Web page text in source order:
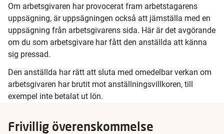
Om arbetsgivaren har provocerat fram arbetstagarens
uppsägning, är uppsägningen också att jämställa med en
uppsägning från arbetsgivarens sida. Här är det avgörande
om du som arbetsgivare har fått den anställda att känna
sig pressad.
Den anställda har rätt att sluta med omedelbar verkan om
arbetsgivaren har brutit mot anställningsvillkoren, till
exempel inte betalat ut lön.
Frivillig överenskommelse